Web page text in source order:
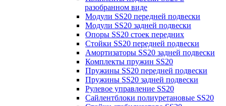
разобранном виде
Модули SS20 передней подвески
Модули SS20 задней подвески
Опоры SS20 стоек передних
Стойки SS20 передней подвески
Амортизаторы SS20 задней подвески
Комплекты пружин SS20
Пружины SS20 передней подвески
Пружины SS20 задней подвески
Рулевое управление SS20
Сайлентблоки полиуретановые SS20